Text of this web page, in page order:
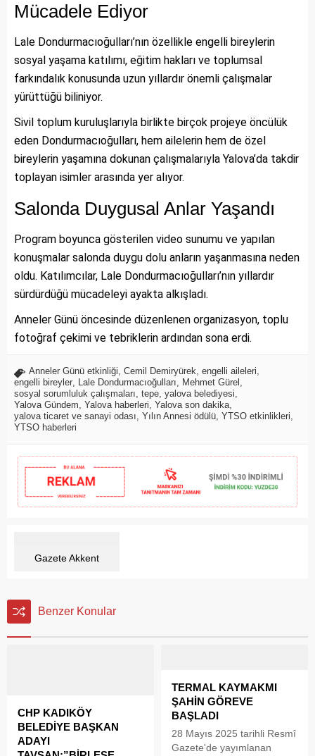
Mücadele Ediyor
Lale Dondurmacıoğulları’nın özellikle engelli bireylerin
sosyal yaşama katılımı, eğitim hakları ve toplumsal
farkındalık konusunda uzun yıllardır önemli çalışmalar
yürüttüğü biliniyor.
Sivil toplum kuruluşlarıyla birlikte birçok projeye öncülük
eden Dondurmacıoğulları, hem ailelerin hem de özel
bireylerin yaşamına dokunan çalışmalarıyla Yalova’da takdir
toplayan isimler arasında yer alıyor.
Salonda Duygusal Anlar Yaşandı
Program boyunca gösterilen video sunumu ve yapılan
konuşmalar salonda duygu dolu anların yaşanmasına neden
oldu. Katılımcılar, Lale Dondurmacıoğulları’nın yıllardır
sürdürdüğü mücadeleyi ayakta alkışladı.
Anneler Günü öncesinde düzenlenen organizasyon, toplu
fotoğraf çekimi ve tebriklerin ardından sona erdi.
Anneler Günü etkinliği, Cemil Demiryürek, engelli aileleri,
engelli bireyler, Lale Dondurmacıoğulları, Mehmet Gürel ,
sosyal sorumluluk çalışmaları, tepe, yalova belediyesi,
Yalova Gündem, Yalova haberleri, Yalova son dakika,
yalova ticaret ve sanayi odası, Yılın Annesi ödülü, YTSO etkinlikleri,
YTSO haberleri
Gazete Akkent
Benzer Konular
CHP KADIKÖY
BELEDİYE BAŞKAN
ADAYI
TERMAL KAYMAKMI
ŞAHİN GÖREVE
BAŞLADI
28 Mayıs 2025 tarihli Resmî
Gazete'de yayımlanan